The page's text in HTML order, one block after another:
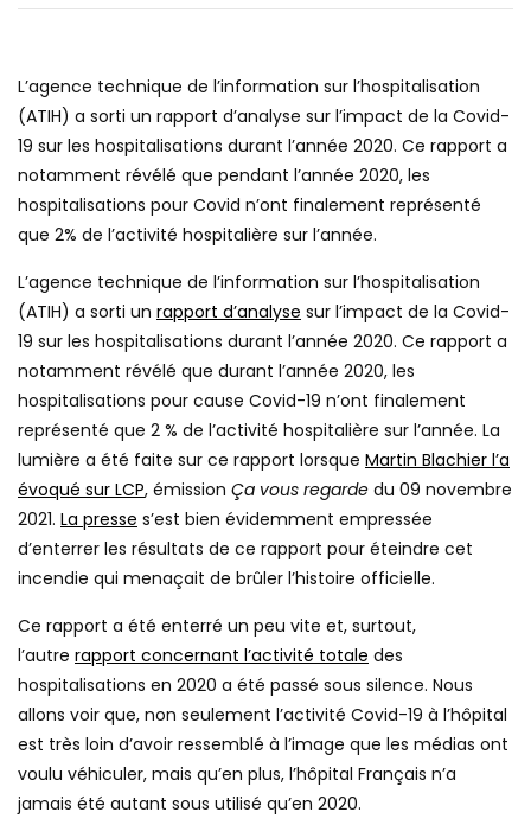
L’agence technique de l’information sur l’hospitalisation
(ATIH) a sorti un rapport d’analyse sur l’impact de la Covid-
19 sur les hospitalisations durant l’année 2020. Ce rapport a
notamment révélé que pendant l’année 2020, les
hospitalisations pour Covid n’ont finalement représenté
que 2% de l’activité hospitalière sur l’année.
L’agence technique de l’information sur l’hospitalisation
(ATIH) a sorti un rapport d’analyse sur l’impact de la Covid-
19 sur les hospitalisations durant l’année 2020. Ce rapport a
notamment révélé que durant l’année 2020, les
hospitalisations pour cause Covid-19 n’ont finalement
représenté que 2 % de l’activité hospitalière sur l’année. La
lumière a été faite sur ce rapport lorsque Martin Blachier l’a
évoqué sur LCP, émission Ça vous regarde du 09 novembre
2021. La presse s’est bien évidemment empressée
d’enterrer les résultats de ce rapport pour éteindre cet
incendie qui menaçait de brûler l’histoire officielle.
Ce rapport a été enterré un peu vite et, surtout,
l’autre rapport concernant l’activité totale des
hospitalisations en 2020 a été passé sous silence. Nous
allons voir que, non seulement l’activité Covid-19 à l’hôpital
est très loin d’avoir ressemblé à l’image que les médias ont
voulu véhiculer, mais qu’en plus, l’hôpital Français n’a
jamais été autant sous utilisé qu’en 2020.